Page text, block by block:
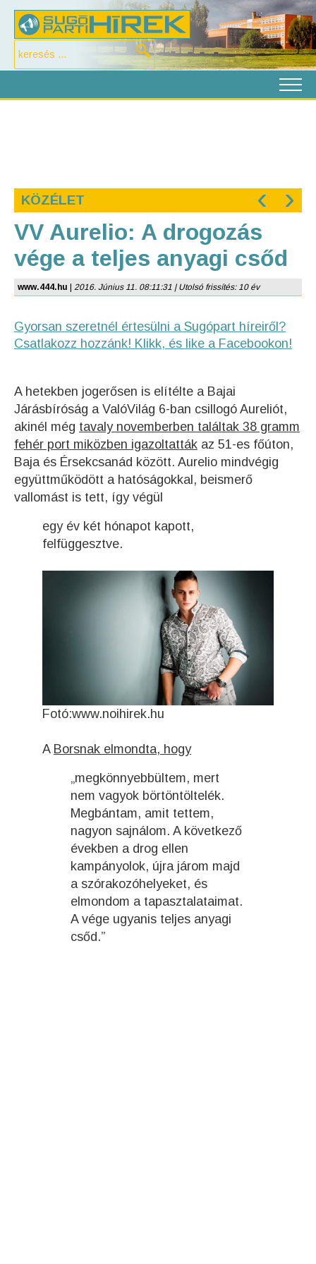
KÖZÉLET ‹ ›
VV Aurelio: A drogozás
vége a teljes anyagi csőd
www.444.hu 2016. Június 11. 08:11:31 | Utolsó frissítés: 10 év
Gyorsan szeretnél értesülni a Sugópart híreiről?
Csatlakozz hozzánk! Klikk, és like a Facebookon!
A hetekben jogerősen is elítélte a Bajai
Járásbíróság a ValóVilág 6-ban csillogó Aureliót,
akinél még tavaly novemberben találtak 38 gramm
fehér port miközben igazoltatták az 51-es főúton,
Baja és Érsekcsanád között. Aurelio mindvégig
együttműködött a hatóságokkal, beismerő
vallomást is tett, így végül
egy év két hónapot kapott,
felfüggesztve.
Fotó:www.noihirek.hu
A Borsnak elmondta, hogy
„megkönnyebbültem, mert
nem vagyok börtön­töltelék.
Megbántam, amit tettem,
nagyon sajnálom. A következő
években a drog ellen
kampányolok, újra járom majd
a szórakozóhelyeket, és
elmondom a ta­pasztalataimat.
A vége ugyanis teljes anyagi
csőd.”